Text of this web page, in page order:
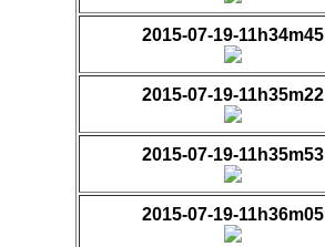
2015-07-19-11h34m45
2015-07-19-11h35m22
2015-07-19-11h35m53
2015-07-19-11h36m05